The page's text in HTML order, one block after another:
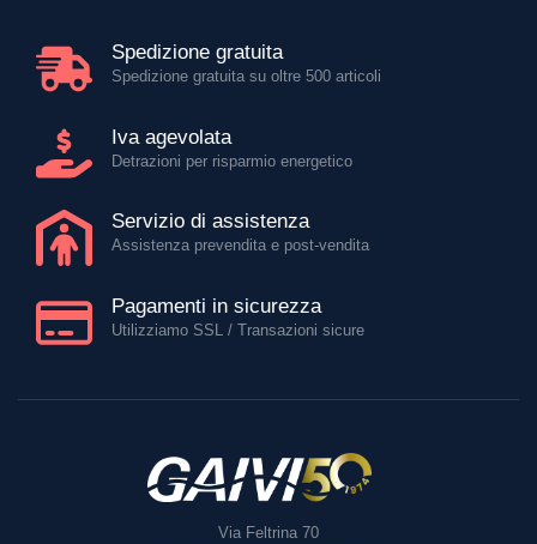
Spedizione gratuita
Spedizione gratuita su oltre 500 articoli
Iva agevolata
Detrazioni per risparmio energetico
Servizio di assistenza
Assistenza prevendita e post-vendita
Pagamenti in sicurezza
Utilizziamo SSL / Transazioni sicure
Via Feltrina 70